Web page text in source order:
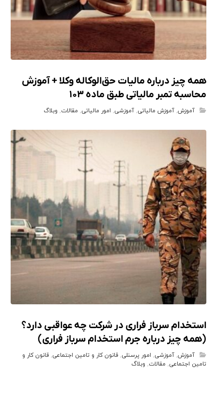
همه چیز درباره مالیات حق‌الوکاله وکلا + آموزش
محاسبه تمبر مالیاتی طبق ماده ۱۰۳
آموزش,آموزش مالیاتی,آموزشی, امور مالیاتی, مقالات, وبلاگ
استخدام سرباز فراری در شرکت چه عواقبی دارد؟
(همه چیز درباره جرم استخدام سرباز فراری)
آموزش,آموزشی, امور پرسنلی,قانون کار و تامین اجتماعی,قانون کار و
تامین اجتماعی, مقالات, وبلاگ